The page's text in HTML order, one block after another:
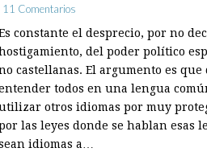
11 Comentarios
constante el desprecio, por no
del poder político
castellanas. El argumento es que
todos en una lengua
otros idiomas por muy
las leyes donde se hablan esas
idiomas a…